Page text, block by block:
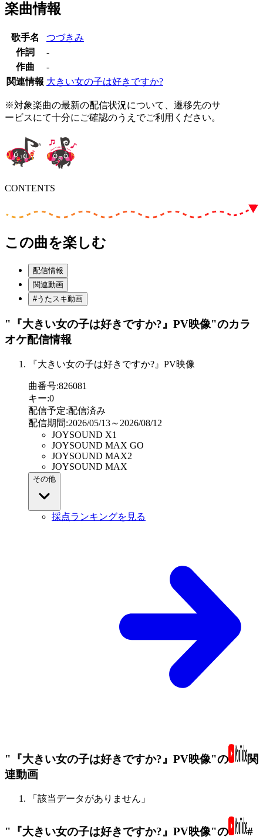
楽曲情報
歌手名
つづきみ
作詞
-
作曲
-
関連情報 大きい女の子は好きですか?
※対象楽曲の最新の配信状況について、遷移先のサ
ービスにて十分にご確認のうえでご利用ください。
CONTENTS
この曲を楽しむ
配信情報
関連動画
#うたスキ動画
"『大きい女の子は好きですか?』PV映像"のカラ
オケ配信情報
『大きい女の子は好きですか?』PV映像
曲番号:826081
キー:0
配信予定:配信済み
配信期間:2026/05/13～2026/08/12
JOYSOUND X1
JOYSOUND MAX GO
JOYSOUND MAX2
JOYSOUND MAX
その他
採点ランキングを見る
"『大きい女の子は好きですか?』PV映像"の
関
連動画
「該当データがありません」
"『大きい女の子は好きですか?』PV映像"の
#